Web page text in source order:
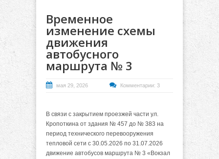
Временное
изменение схемы
движения
автобусного
маршрута № 3
мая 29, 2026 Комментарии: 3
В связи с закрытием проезжей части ул.
Кропоткина от здания № 457 до № 383 на
период технического перевооружения
тепловой сети с 30.05.2026 по 31.07.2026
движение автобусов маршрута № 3 «Вокзал